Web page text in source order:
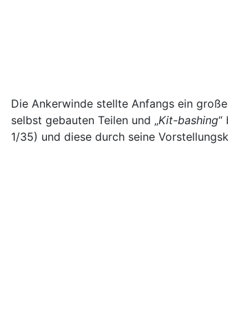
Die Ankerwinde stellte Anfangs ein
selbst gebauten Teilen und „Kit-bashing“
1/35) und diese durch seine